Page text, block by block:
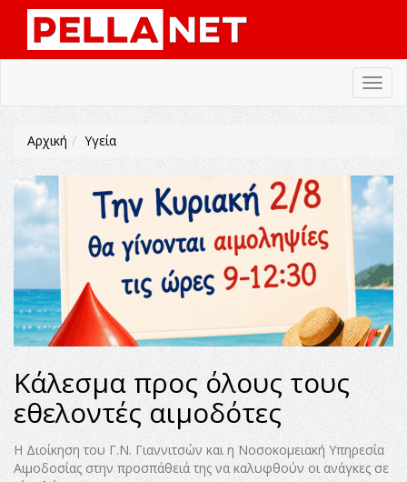
Αρχική Υγεία
Κάλεσμα προς όλους τους
εθελοντές αιμοδότες
Η Διοίκηση του Γ.Ν. Γιαννιτσών και η Νοσοκομειακή Υπηρεσία
Αιμοδοσίας στην προσπάθειά της να καλυφθούν οι ανάγκες σε